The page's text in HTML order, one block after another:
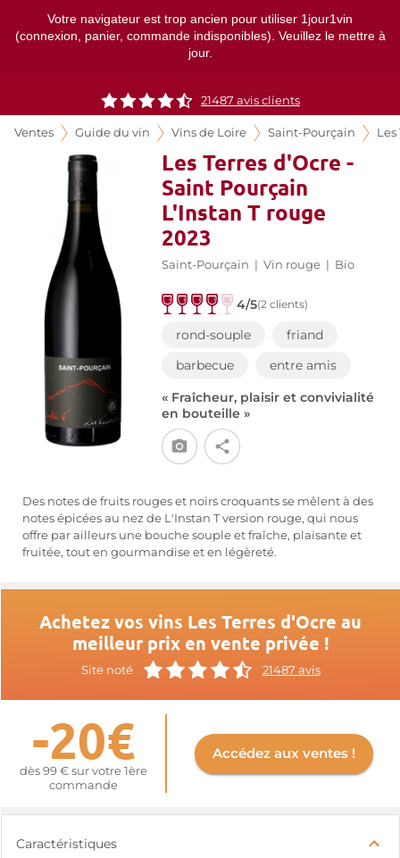
Votre navigateur est trop ancien pour utiliser 1jour1vin
(connexion, panier, commande indisponibles). Veuillez le mettre à
jour.
21487 avis clients
Ventes Guide du vin Vins de Loire Saint-Pourçain Les
Les Terres d'Ocre -
Saint Pourçain
L'Instan T rouge
2023
Saint-Pourçain | Vin rouge | Bio
4/5(2 clients)
rond-souple
friand
barbecue
entre amis
« Fraîcheur, plaisir et convivialité
en bouteille »
Des notes de fruits rouges et noirs croquants se mêlent à des
notes épicées au nez de L'Instan T version rouge, qui nous
offre par ailleurs une bouche souple et fraîche, plaisante et
fruitée, tout en gourmandise et en légèreté.
Achetez vos vins Les Terres d'Ocre au
meilleur prix en vente privée !
Site noté 21487 avis
-20€
dès 99 € sur votre 1ère
commande
Accédez aux ventes !
Caractéristiques